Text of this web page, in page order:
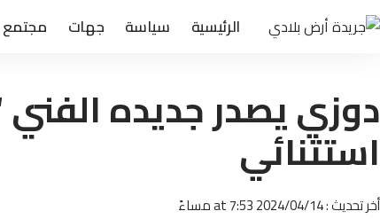
الرئيسية سياسة جهات مجتمع
دوزي يصدر جديده الفني
استثنائي
أخر تحديث : 2024/04/14 at 7:53 مساءً